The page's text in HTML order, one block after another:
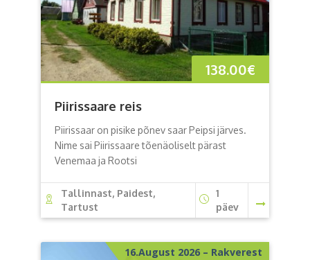
138.00€
Piirissaare reis
Piirissaar on pisike põnev saar Peipsi järves.
Nime sai Piirissaare tõenäoliselt pärast
Venemaa ja Rootsi
Tallinnast, Paidest,
Tartust
1
päev
16.August 2026 – Rakverest